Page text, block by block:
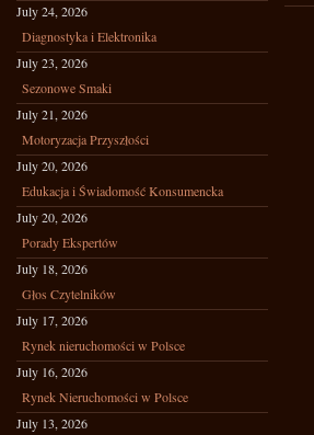
July 24, 2026
Diagnostyka i Elektronika
July 23, 2026
Sezonowe Smaki
July 21, 2026
Motoryzacja Przyszłości
July 20, 2026
Edukacja i Świadomość Konsumencka
July 20, 2026
Porady Ekspertów
July 18, 2026
Głos Czytelników
July 17, 2026
Rynek nieruchomości w Polsce
July 16, 2026
Rynek Nieruchomości w Polsce
July 13, 2026